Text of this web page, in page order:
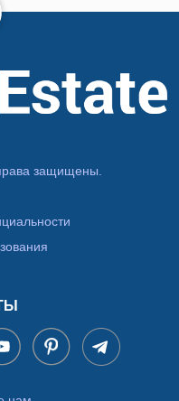
защищены.